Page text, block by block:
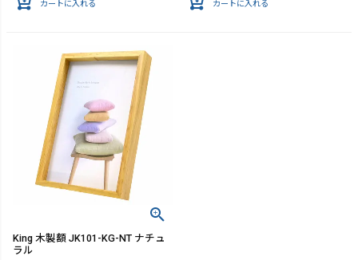
カートに入れる カートに入れる
King 木製額 JK101-KG-NT ナチュ
ラル